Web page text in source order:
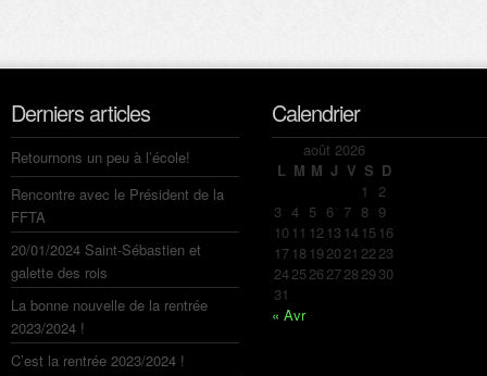
Derniers articles
Retournons un peu à l’école!
Rencontre avec le Président de la
FFTA
20/01/2024 Saint-Sébastien et
galette des rois
La bonne nouvelle de la rentrée
2023/2024 !
C’est la rentrée 2023/2024 !
Calendrier
août 2026
L M M J V S D
1 2
3 4 5 6 7 8 9
10 11 12 13 14 15 16
17 18 192021 2223
24252627282930
31
« Avr